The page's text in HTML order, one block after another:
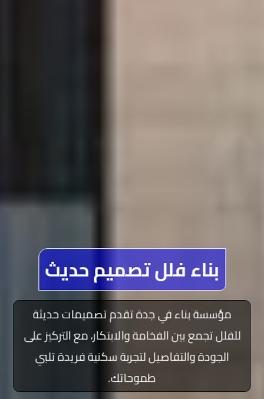
بناء فلل تصميم حديث
مؤسسة بناء في جدة تقدم تصميمات حديثة
للفلل تجمع بين الفخامة والابتكار، مع التركيز على
الجودة والتفاصيل لتجربة سكنية فريدة تلبي
طموحاتك.